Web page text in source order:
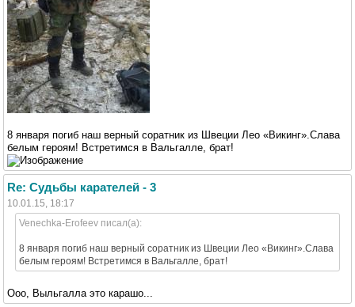
8 января погиб наш верный соратник из Швеции Лео «Викинг».Слава
белым героям! Встретимся в Вальгалле, брат!
Re: Судьбы карателей - 3
10.01.15, 18:17
Venechka-Erofeev писал(а):
8 января погиб наш верный соратник из Швеции Лео «Викинг».Слава
белым героям! Встретимся в Вальгалле, брат!
Ооо, Выльгалла это карашо...